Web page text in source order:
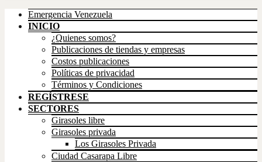
Emergencia Venezuela
INICIO
¿Quienes somos?
Publicaciones de tiendas y empresas
Costos publicaciones
Políticas de privacidad
Términos y Condiciones
REGÍSTRESE
SECTORES
Girasoles libre
Girasoles privada
Los Girasoles Privada
Ciudad Casarapa Libre